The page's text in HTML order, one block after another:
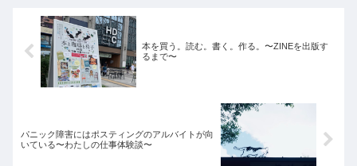
本を買う。読む。書く。作る。〜ZINEを出版す
るまで〜
パニック障害にはポスティングのアルバイトが向
いている〜わたしの仕事体験談〜